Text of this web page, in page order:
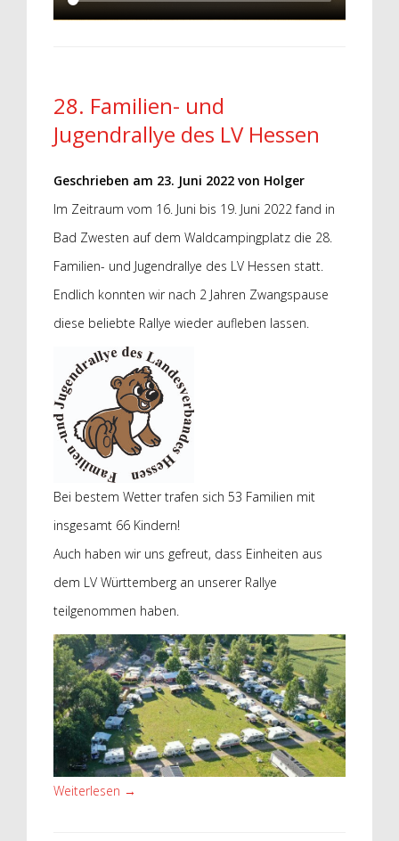
28. Familien- und
Jugendrallye des LV Hessen
Geschrieben am 23. Juni 2022 von Holger
Im Zeitraum vom 16. Juni bis 19. Juni 2022 fand in
Bad Zwesten auf dem Waldcampingplatz die 28.
Familien- und Jugendrallye des LV Hessen statt.
Endlich konnten wir nach 2 Jahren Zwangspause
diese beliebte Rallye wieder aufleben lassen.
Bei bestem Wetter trafen sich 53 Familien mit
insgesamt 66 Kindern!
Auch haben wir uns gefreut, dass Einheiten aus
dem LV Württemberg an unserer Rallye
teilgenommen haben.
Weiterlesen →